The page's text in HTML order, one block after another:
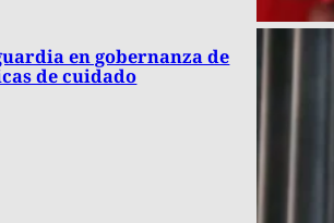
en gobernanza de
de cuidado